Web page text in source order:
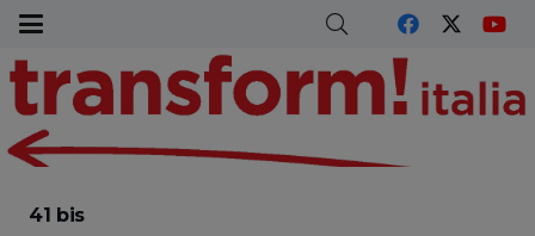
41 bis